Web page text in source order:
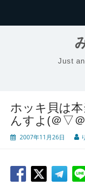
Just
ホッキ貝は
んすよ(＠▽＠
2007年11月26日